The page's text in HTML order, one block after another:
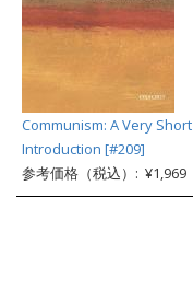
Communism: A Very Short
Introduction [#209]
参考価格（税込）: ¥1,969